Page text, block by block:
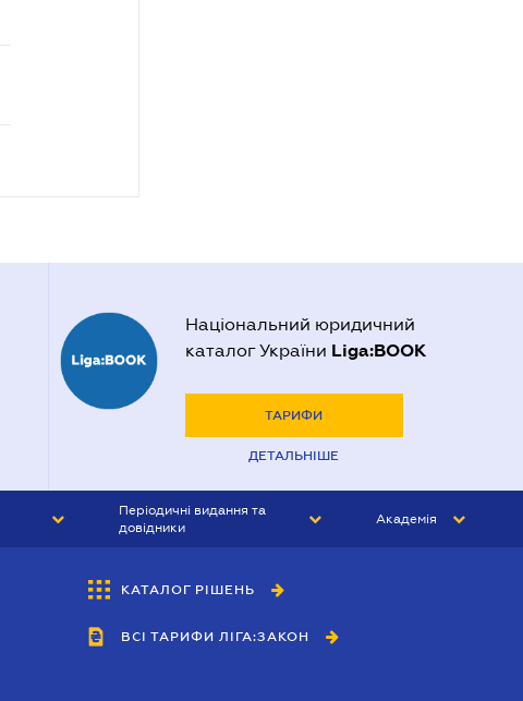
Національний юридичний
каталог України Liga:BOOK
ТАРИФИ
ДЕТАЛЬНІШЕ
Періодичні видання та
довідники
БУХГАЛТЕР&ЗАКОН
ВІСНИК МСФЗ
Академія
КАТАЛОГ РІШЕНЬ
ВСІ ТАРИФИ ЛІГА:ЗАКОН